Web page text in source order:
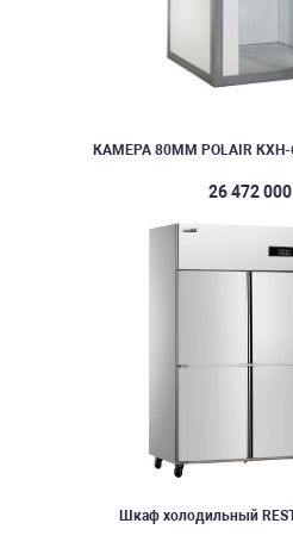
КАМЕРА 80ММ POLAIR КХН-
26 472
Шкаф холодильный